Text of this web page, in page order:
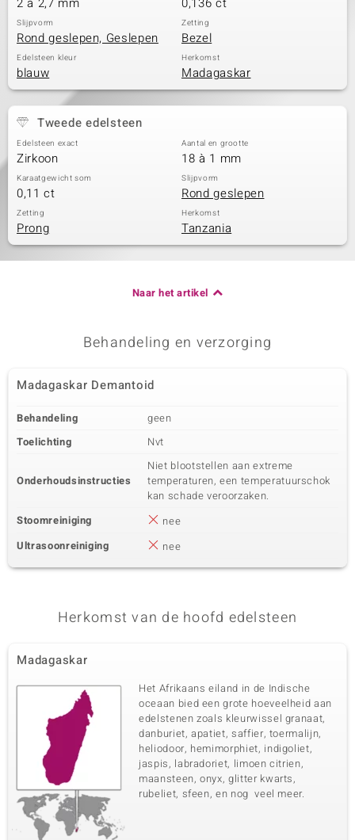
Slijpvorm
Rond geslepen, Geslepen
Zetting
Bezel
Edelsteen kleur
blauw
Herkomst
Madagaskar
Tweede edelsteen
Edelsteen exact
Zirkoon
Aantal en grootte
18 à 1 mm
Karaatgewicht som
0,11 ct
Slijpvorm
Rond geslepen
Zetting
Prong
Herkomst
Tanzania
Naar het artikel
Behandeling en verzorging
Madagaskar Demantoid
Behandeling
geen
Toelichting
Nvt
Onderhoudsinstructies
Niet blootstellen aan extreme
temperaturen, een temperatuurschok
kan schade veroorzaken.
Stoomreiniging
nee
Ultrasoonreiniging
nee
Herkomst van de hoofd edelsteen
Madagaskar
Het Afrikaans eiland in de Indische
oceaan bied een grote hoeveelheid aan
edelstenen zoals kleurwissel granaat,
danburiet, apatiet, saffier, toermalijn,
heliodoor, hemimorphiet, indigoliet,
jaspis, labradoriet, limoen citrien,
maansteen, onyx, glitter kwarts,
rubeliet, sfeen, en nog veel meer.